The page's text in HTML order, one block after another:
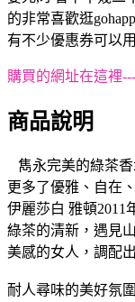
的非常喜歡逛
有不少優惠券可以
購買的網址在這裡---
商品說明
雋永完美的綠茶香
更多了優雅、自在
伊麗莎白 雅頓2011
綠茶的清新，遇見
美感的女人，調配
耐人尋味的美好氛